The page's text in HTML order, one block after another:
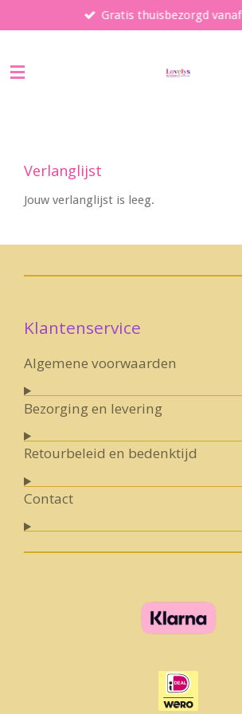
direct
de
Gratis thuisbezorgd
Verlanglijst
Jouw verlanglijst is leeg.
Klantenservice
Algemene voorwaarden
Bezorging en levering
Retourbeleid en bedenktijd
Contact